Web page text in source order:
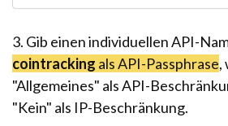
3. Gib einen individuellen API-
cointracking als API-Passphrase,
"Allgemeines" als API-
"Kein" als IP-Beschränkung.